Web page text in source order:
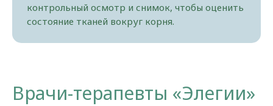
контрольный осмотр и снимок, чтобы оценить
состояние тканей вокруг корня.
Врачи-терапевты «Элегии»